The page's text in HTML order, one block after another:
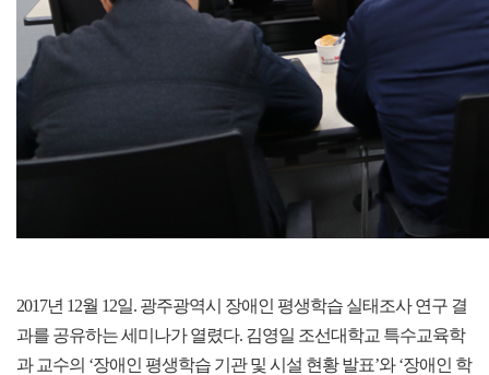
2017년 12월 12일. 광주광역시 장애인 평생학습 실태조사 연구 결
과를 공유하는 세미나가 열렸다. 김영일 조선대학교 특수교육학
과 교수의 ‘장애인 평생학습 기관 및 시설 현황 발표’와 ‘장애인 학